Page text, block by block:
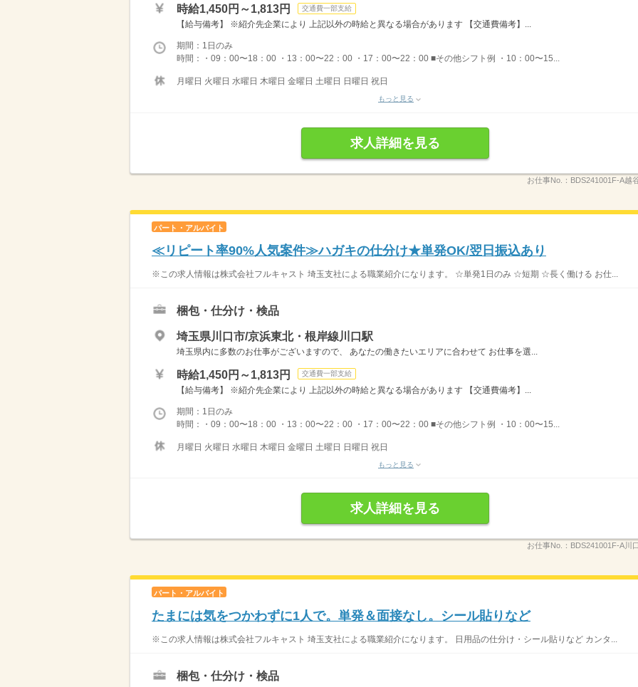
時給1,450円～1,813円 交通費一部支給
【給与備考】 ※紹介先企業により 上記以外の時給と異なる場合があります 【交通費備考】...
期間：1日のみ
時間：・09：00〜18：00 ・13：00〜22：00 ・17：00〜22：00 ■その他シフト例 ・10：00〜15...
月曜日 火曜日 水曜日 木曜日 金曜日 土曜日 日曜日 祝日
もっと見る
求人詳細を見る
お仕事No.： BDS241001F-A越
パート・アルバイト
≪リピート率90%人気案件≫ハガキの仕分け★単発OK/翌日振込あり
※この求人情報は株式会社フルキャスト 埼玉支社による職業紹介になります。 ☆単発1日のみ ☆短期 ☆長く働ける お仕...
梱包・仕分け・検品
埼玉県川口市/京浜東北・根岸線川口駅
埼玉県内に多数のお仕事がございますので、 あなたの働きたいエリアに合わせて お仕事を選...
時給1,450円～1,813円 交通費一部支給
【給与備考】 ※紹介先企業により 上記以外の時給と異なる場合があります 【交通費備考】...
期間：1日のみ
時間：・09：00〜18：00 ・13：00〜22：00 ・17：00〜22：00 ■その他シフト例 ・10：00〜15...
月曜日 火曜日 水曜日 木曜日 金曜日 土曜日 日曜日 祝日
もっと見る
求人詳細を見る
お仕事No.： BDS241001F-A川
パート・アルバイト
たまには気をつかわずに1人で。単発＆面接なし。シール貼りなど
※この求人情報は株式会社フルキャスト 埼玉支社による職業紹介になります。 日用品の仕分け・シール貼りなど カンタ...
梱包・仕分け・検品